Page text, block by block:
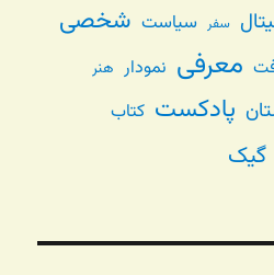
سفر سیاست شخصی
معرفی نمودار هنر
پادکست کتاب
گیک